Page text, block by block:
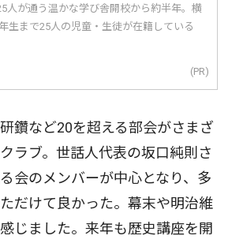
人が通う温かな学び舎開校から約半年。横
生まで25人の児童・生徒が在籍している
(PR)
鑽など20を超える部会がさまざ
ラブ。世話人代表の坂口純則さ
会のメンバーが中心となり、多
だけて良かった。幕末や明治維
じました。来年も歴史講座を開